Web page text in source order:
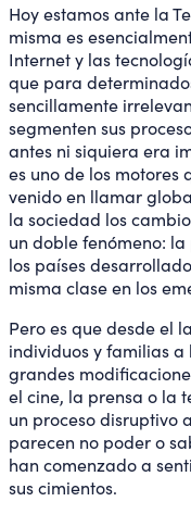
Hoy estamos ante la
misma es
Internet y las
que para
sencillamente
segmenten sus
antes ni siquiera era
es uno de los motores
venido en llamar
la sociedad los
un doble fenómeno:
los países
misma clase en los
Pero es que desde el
individuos y familias
grandes
el cine, la prensa o la
un proceso disruptivo
parecen no poder o
han comenzado a
sus cimientos.